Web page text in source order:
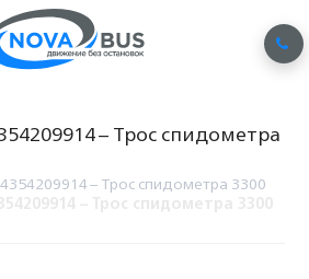
– Трос спидометра
– Трос спидометра 3300